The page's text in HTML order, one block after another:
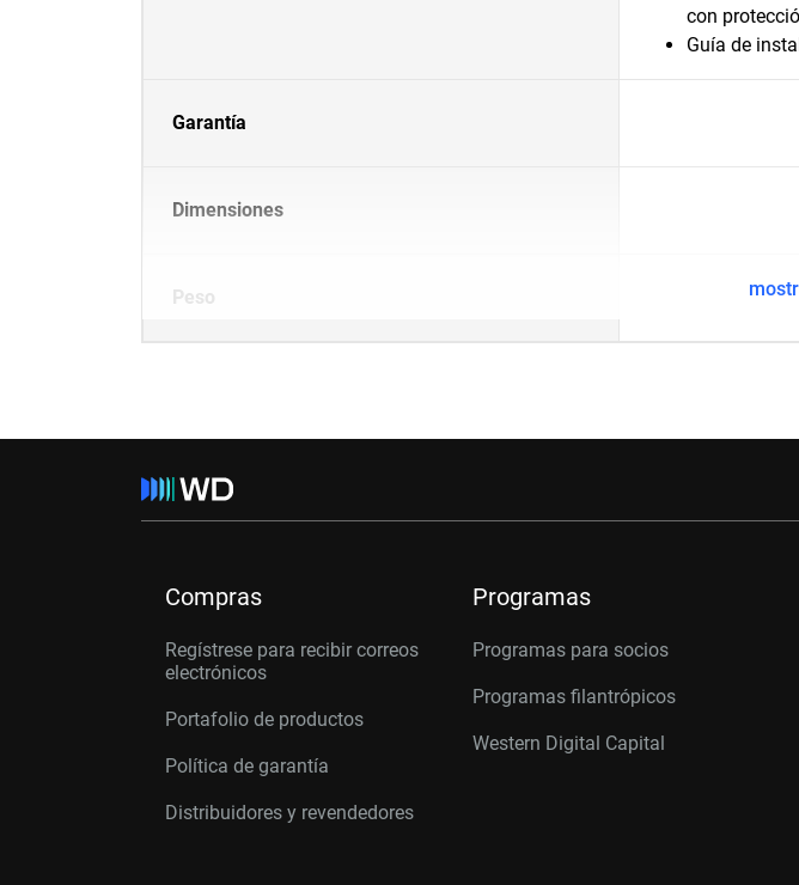
con
Guía de
Garantía
Dimensiones
Peso
Compras
Regístrese para recibir correos
electrónicos
Portafolio de productos
Política de garantía
Distribuidores y revendedores
Programas
Programas para socios
Programas filantrópicos
Western Digital Capital